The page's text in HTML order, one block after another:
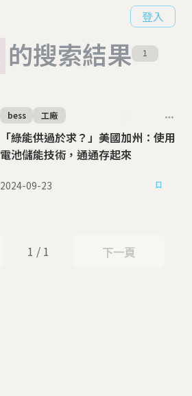
登入
的搜索結果 1
「綠能供過於求？」美國加州：使用
電池儲能技術，通通存起來
bess 工廠
2024-09-23
1 / 1 下一頁
下一頁